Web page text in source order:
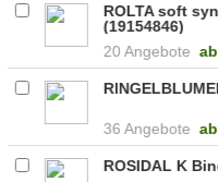
ROLTA soft
(19154846)
20 Angebote ab
36 Angebote ab
ROSIDAL K